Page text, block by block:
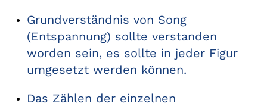
Grundverständnis von Song
(Entspannung) sollte verstanden
worden sein, es sollte in jeder Figur
umgesetzt werden können.
Das Zählen der einzelnen